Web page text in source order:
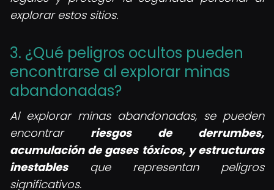
explorar estos sitios.
3. ¿Qué peligros ocultos pueden
encontrarse al explorar minas
abandonadas?
Al explorar minas abandonadas, se pueden
encontrar riesgos de derrumbes,
acumulación de gases tóxicos, y estructuras
inestablesque representan peligros
significativos.